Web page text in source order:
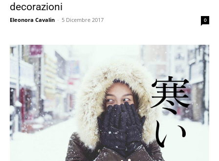
decorazioni
Eleonora Cavalin - 5 Dicembre 2017 0